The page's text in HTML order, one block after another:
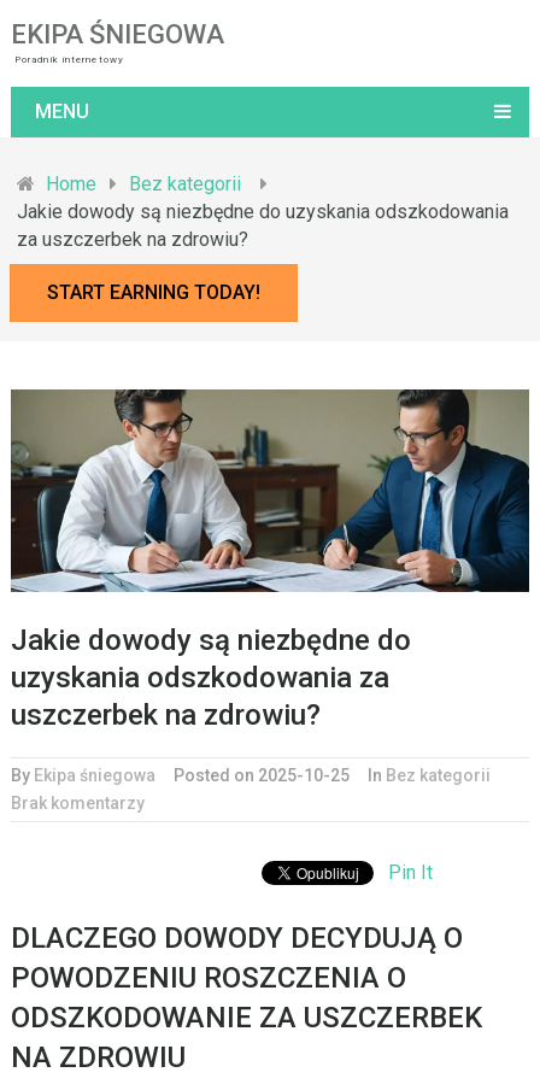
EKIPA ŚNIEGOWA
Poradnik internetowy
MENU
Home
Bez kategorii
Jakie dowody są niezbędne do uzyskania odszkodowania
za uszczerbek na zdrowiu?
START EARNING TODAY!
Jakie dowody są niezbędne do
uzyskania odszkodowania za
uszczerbek na zdrowiu?
By Ekipa śniegowa Posted on 2025-10-25 In Bez kategorii
Brak komentarzy
Pin It
DLACZEGO DOWODY DECYDUJĄ O
POWODZENIU ROSZCZENIA O
ODSZKODOWANIE ZA USZCZERBEK
NA ZDROWIU